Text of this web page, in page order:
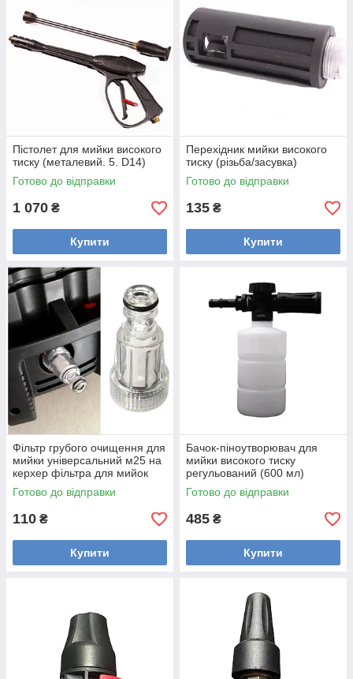
Пістолет для мийки високого
тиску (металевий. 5. D14)
Готово до відправки
1 070 ₴
Купити
Перехідник мийки високого
тиску (різьба/засувка)
Готово до відправки
135 ₴
Купити
Фільтр грубого очищення для
мийки універсальний м25 на
керхер фільтра для мийок
високого тиску
Готово до відправки
110 ₴
Купити
Бачок-піноутворювач для
мийки високого тиску
регульований (600 мл)
Готово до відправки
485 ₴
Купити